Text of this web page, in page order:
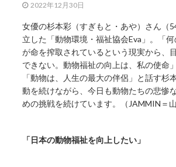
2022年12月30日
女優の杉本彩（すぎもと・あや）さん（
立した「動物環境・福祉協会Eva」。「
が命を搾取されているという現実から、
できない。動物福祉の向上は、私の使命
「動物は、人生の最大の伴侶」と話す杉
動を続けながら、今日も動物たちの悲惨
めの挑戦を続けています。（JAMMIN＝山
「日本の動物福祉を向上したい」